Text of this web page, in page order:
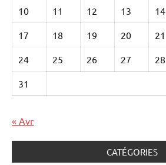
10 11 12 13 14
17 18 19 20 21
24 25 26 27 28
31
« Avr
CATÉGORIES